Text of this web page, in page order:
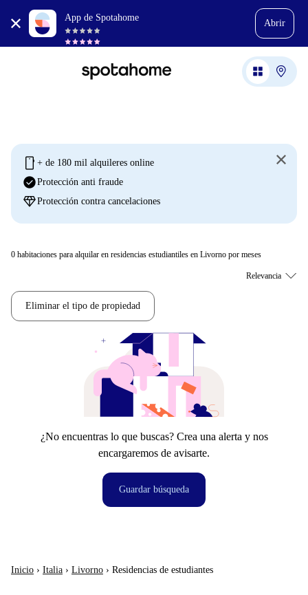
App de Spotahome
Abrir
mobile + de 180 mil alquileres online
check_circleProtección anti fraude
diamondProtección contra cancelaciones
0 habitaciones para alquilar en residencias estudiantiles en Livorno por meses
Eliminar el tipo de propiedad
¿No encuentras lo que buscas? Crea una alerta y nos
encargaremos de avisarte.
Guardar búsqueda
Inicio › Italia › Livorno › Residencias de estudiantes